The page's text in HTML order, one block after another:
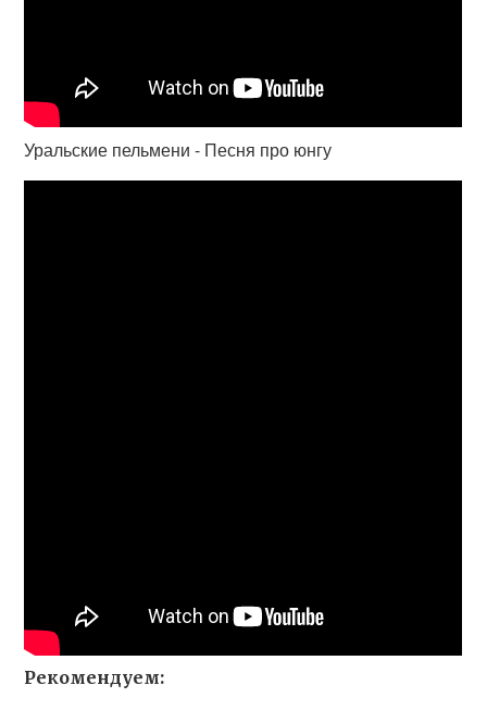
Уральские пельмени - Песня про юнгу
Рекомендуем: